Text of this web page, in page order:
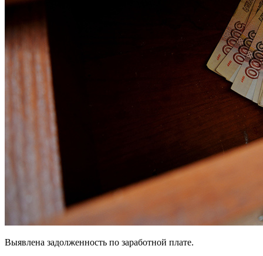
Выявлена задолженность по заработной плате.